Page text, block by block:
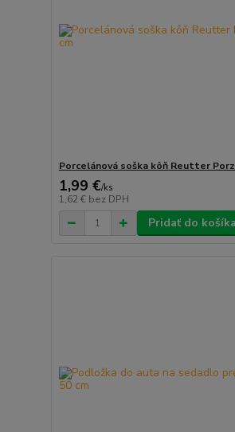
Porcelánová soška kôň Reutter
1,99 €/ks
1,62 € bez DPH
Pridať do košíka